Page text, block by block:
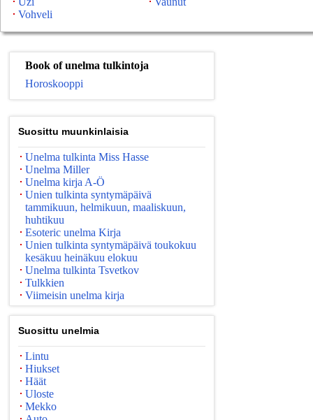
Vohveli
Book of unelma tulkintoja
Horoskooppi
Suosittu muunkinlaisia
Unelma tulkinta Miss Hasse
Unelma Miller
Unelma kirja A-Ö
Unien tulkinta syntymäpäivä
tammikuun, helmikuun, maaliskuun,
huhtikuu
Esoteric unelma Kirja
Unien tulkinta syntymäpäivä toukokuu
kesäkuu heinäkuu elokuu
Unelma tulkinta Tsvetkov
Tulkkien
Viimeisin unelma kirja
Suosittu unelmia
Lintu
Hiukset
Häät
Uloste
Mekko